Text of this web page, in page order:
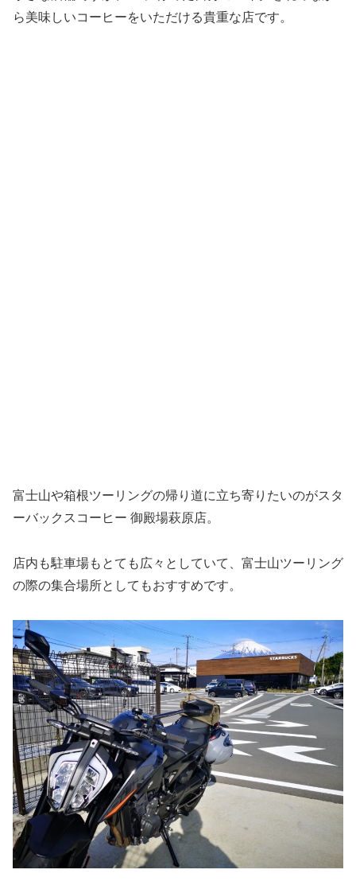
ら美味しいコーヒーをいただける貴重な店です。
富士山や箱根ツーリングの帰り道に立ち寄りたいのがスタ
ーバックスコーヒー 御殿場萩原店。
店内も駐車場もとても広々としていて、富士山ツーリング
の際の集合場所としてもおすすめです。